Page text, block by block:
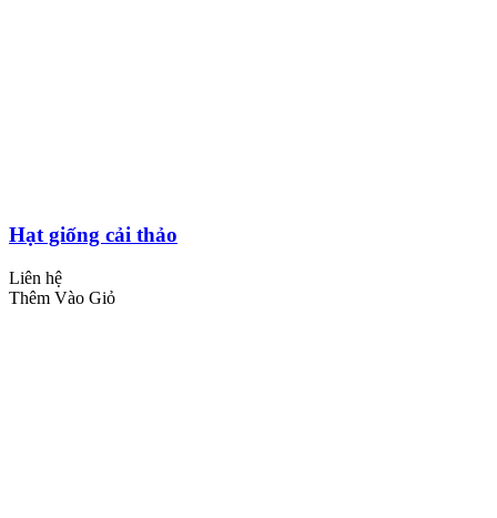
Hạt giống cải thảo
Liên hệ
Thêm Vào Giỏ